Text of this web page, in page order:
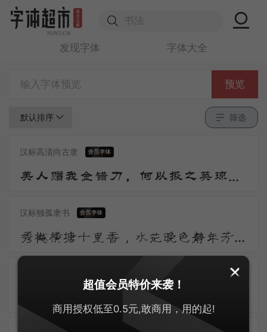
发现字体 字体大全
预览
默认排序 筛选
汉标高清尚古隶
美人赠我金错刀，何以报之英琼瑶。路远莫致倚逍遥，何为怀忧心烦劳。 我所思兮在桂林，欲往从之湘水深。
汉标独孤隶书
秀樾横塘十里香，水花晚色静年芳。胭脂雪瘦熏沉水，翡翠盘高走夜光。山黛远，月波长，暮云秋影蘸潇湘。
超值会员特价来袭！
商用授权低至0.5元,敢商用，用的起!